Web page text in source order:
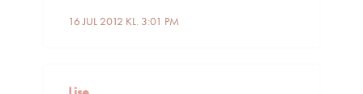
16 JUL 2012 KL. 3:01 PM